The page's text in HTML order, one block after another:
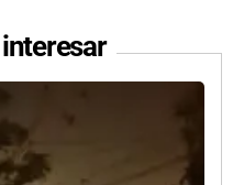
interesar